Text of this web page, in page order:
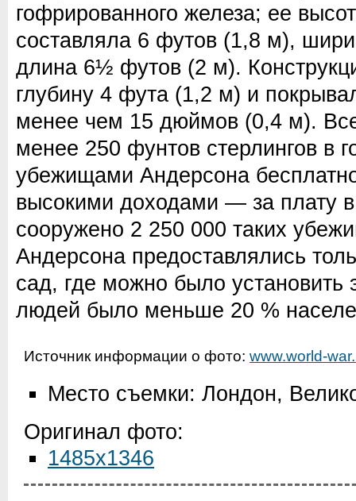
гофрированного железа; ее
составляла 6 футов (1,8 м),
длина 6½ футов (2 м).
глубину 4 фута (1,2 м) и
менее чем 15 дюймов (0,4 м).
менее 250 фунтов стерлингов в
убежищами Андерсона
высокими доходами — за плату
сооружено 2 250 000 таких
Андерсона предоставлялись
сад, где можно было
людей было меньше 20 %
Источник информации о фото: www.world-
Место съемки: Лондон,
Оригинал фото:
1485x1346